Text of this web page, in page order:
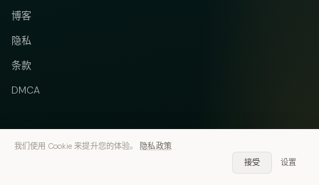
博客
隐私
条款
DMCA
TelegramInstagram
我们使用 Cookie 来提升您的体验。
隐私政策
接受
设置